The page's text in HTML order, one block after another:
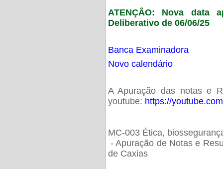
ATENÇÂO: Nova data
Deliberativo de 06/06/25
Banca Examinadora
Novo calendário
A Apuração das notas e
youtube: https://
MC-003 Ética,
- Apuração de Notas e
de Caxias